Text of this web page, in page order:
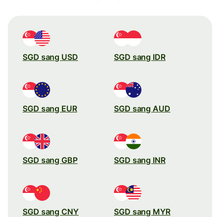
SGD sang USD SGD sang IDR
SGD sang EUR SGD sang AUD
SGD sang GBP SGD sang INR
SGD sang CNY SGD sang MYR